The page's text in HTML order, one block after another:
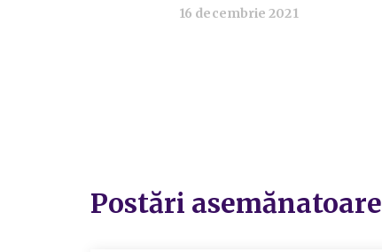
16 decembrie 2021
Postări asemănatoare